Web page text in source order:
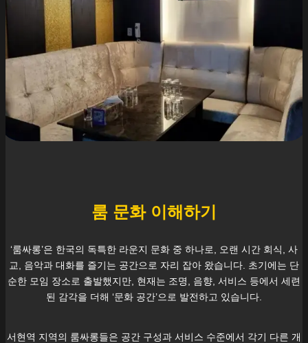
룸 문화 이해하기
‘룸싸롱’은 한국의 독특한 라운지 문화 중 하나로, 오랜 시간 회식, 사
교, 음악과 대화를 즐기는 공간으로 자리 잡아 왔습니다. 초기에는 단
순한 모임 장소로 출발했지만, 현재는 조명, 음향, 서비스 등에서 세련
된 감각을 더해 ‘문화 공간’으로 발전하고 있습니다.
서현역 지역의 룸싸롱들은 공간 구성과 서비스 수준에서 각기 다른 개